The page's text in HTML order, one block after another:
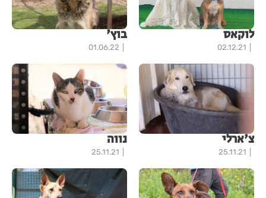
לוקאס
02.12.21
בוץ'
01.06.22
צ'ארלי
25.11.21
נווה
25.11.21